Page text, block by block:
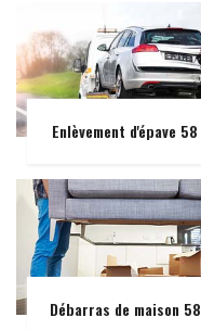
Enlèvement d'épave 58
Débarras de maison 58